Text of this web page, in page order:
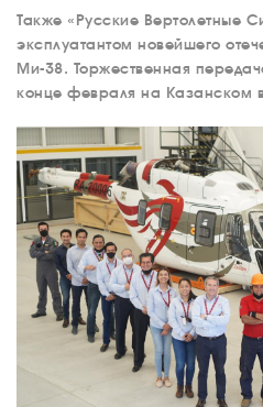
Также «Русские Вертолетные
эксплуатантом новейшего
Ми-38. Торжественная
конце февраля на Казанском